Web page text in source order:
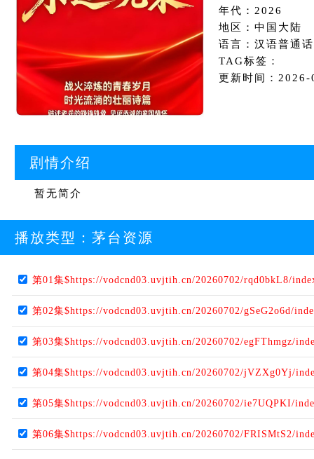
年代：2026
地区：中国大陆
语言：汉语普通话
TAG标签：
更新时间：
剧情介绍
暂无简介
播放类型： 茅台资源
第01集$https://vodcnd03.uvjtih.cn/20260702/rqd0bkL8/
第02集$https://vodcnd03.uvjtih.cn/20260702/gSeG2o6d/
第03集$https://vodcnd03.uvjtih.cn/20260702/egFThmgz/
第04集$https://vodcnd03.uvjtih.cn/20260702/jVZXg0Yj/
第05集$https://vodcnd03.uvjtih.cn/20260702/ie7UQPKI/
第06集$https://vodcnd03.uvjtih.cn/20260702/FRISMtS2/